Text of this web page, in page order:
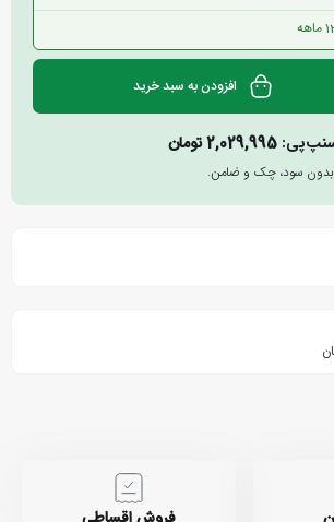
افزودن به سبد خرید
2,029,995تومان